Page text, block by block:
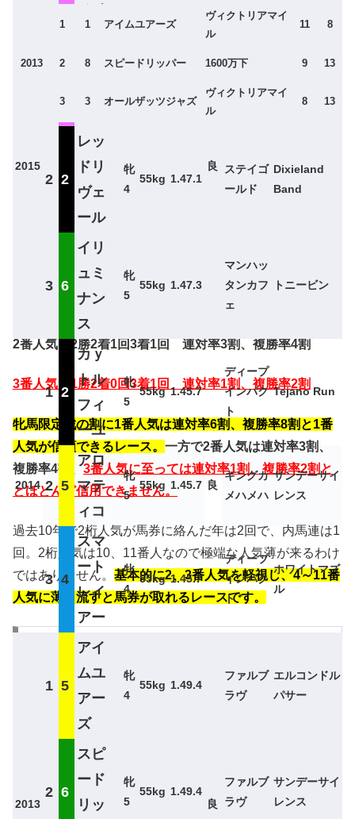
2015
8
メイ
ウス
55kg 1.47.1
良
デジタル
レンス
2 2
レッ
ドリ
ヴェ
ール
牝
4
55kg 1.47.1
ステイゴ
ールド
Dixieland
Band
3 6
イリ
ュミ
ナン
ス
牝
5
55kg 1.47.3
マンハッ
タンカフ
ェ
トニービン
2014
1 2
カｙ
トル
フィ
ーユ
牝
5
55kg 1.45.7
良
ディープ
インパク
ト
Tejano Run
2 5
アロ
マテ
ィコ
牝
5
55kg 1.45.7
キングカ
メハメハ
サンデーサイ
レンス
3 4
スマ
ート
レイ
アー
牝
4
55kg 1.45.7
ディープ
インパク
ト
ホワイトマズ
ル
2013
1 5
アイ
ムユ
アー
ズ
牝
4
55kg 1.49.4
良
ファルブ
ラヴ
エルコンドル
パサー
2 6
スピ
ード
リッ
牝
5
55kg 1.49.4
ファルブ
ラヴ
サンデーサイ
レンス
2013
1 1 アイムユアーズ
ヴィクトリアマイ
ル
11 8
2 8 スピードリッパー 1600万下 9 13
3 3 オールザッツジャズ
ヴィクトリアマイ
ル
8 13
クイーンステークスと馬券の傾向
過去10年の集計より。2021年は札幌開催。
人気と馬券
1番人気 3勝2着3回3着2回 連対率6割、複勝率8割
2番人気 2勝2着1回3着1回 連対率3割、複勝率4割
3番人気 1勝2着0回3着1回 連対率1割、複勝率2割
牝馬限定戦の割に1番人気は連対率6割、複勝率8割と1番
人気が信頼できるレース。 一方で2番人気は連対率3割、
複勝率4割、3番人気に至っては連対率1割、複勝率2割と
とほとんど信用できません。
過去10年で2桁人気が馬券に絡んだ年は2回で、内馬連は1
回。2桁人気は10、11番人なので極端な人気薄が来るわけ
ではありません。 基本的に2、3番人気を軽視し、4～11番
人気に薄く流すと馬券が取れるレースです。
前走と馬券
ヴィクトリアマイル 5勝2着4回3着5回
マーメイドS 2勝2着2回3着2回
その他GⅠ 2勝2着0回3着0回
その他重賞 1勝2着1回3着0回